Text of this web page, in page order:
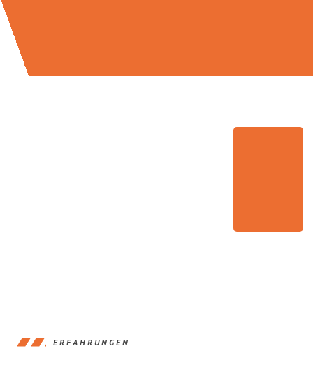
ERFAHRUNGEN